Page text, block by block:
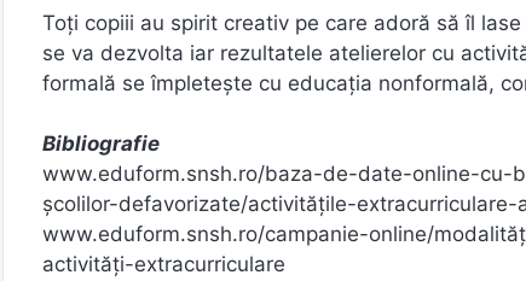
Toți copiii au spirit creativ pe care adoră să îl
se va dezvolta iar rezultatele atelierelor cu
formală se împletește cu educația nonformală,
Bibliografie
www.eduform.snsh.ro/baza-de-date-online-
școlilor-defavorizate/activitățile-extracurriculare-
www.eduform.snsh.ro/campanie-online/
activități-extracurriculare